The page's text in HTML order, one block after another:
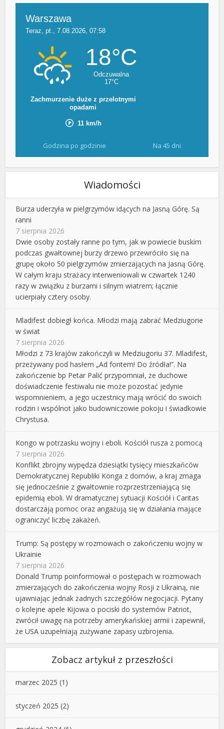
Godzina po godzinie Na 45 dni
Wiadomości
Burza uderzyła w pielgrzymów idących na Jasną Górę. Są
ranni
7 sierpnia 2026
Dwie osoby zostały ranne po tym, jak w powiecie buskim
podczas gwałtownej burzy drzewo przewróciło się na
grupę około 50 pielgrzymów zmierzających na Jasną Górę.
W całym kraju strażacy interweniowali w czwartek 1240
razy w związku z burzami i silnym wiatrem; łącznie
ucierpiały cztery osoby.
Mladifest dobiegł końca. Młodzi mają zabrać Medziugorie
w świat
7 sierpnia 2026
Młodzi z 73 krajów zakończyli w Medziugoriu 37. Mladifest,
przeżywany pod hasłem „Ad fontem! Do źródła!”. Na
zakończenie bp Petar Palić przypomniał, że duchowe
doświadczenie festiwalu nie może pozostać jedynie
wspomnieniem, a jego uczestnicy mają wrócić do swoich
rodzin i wspólnot jako budowniczowie pokoju i świadkowie
Chrystusa.
Kongo w potrzasku wojny i eboli. Kościół rusza z pomocą
7 sierpnia 2026
Konflikt zbrojny wypędza dziesiątki tysięcy mieszkańców
Demokratycznej Republiki Konga z domów, a kraj zmaga
się jednocześnie z gwałtownie rozprzestrzeniającą się
epidemią eboli. W dramatycznej sytuacji Kościół i Caritas
dostarczają pomoc oraz angażują się w działania mające
ograniczyć liczbę zakażeń.
Trump: Są postępy w rozmowach o zakończeniu wojny w
Ukrainie
7 sierpnia 2026
Donald Trump poinformował o postępach w rozmowach
zmierzających do zakończenia wojny Rosji z Ukrainą, nie
ujawniając jednak żadnych szczegółów negocjacji. Pytany
o kolejne apele Kijowa o pociski do systemów Patriot,
zwrócił uwagę na potrzeby amerykańskiej armii i zapewnił,
że USA uzupełniają zużywane zapasy uzbrojenia.
Zobacz artykuł z przeszłości
marzec 2025 (1)
styczeń 2025 (2)